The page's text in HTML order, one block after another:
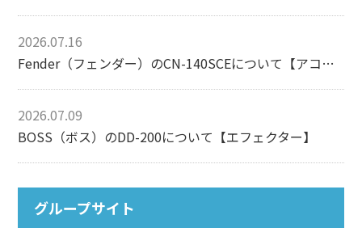
2026.07.16
Fender（フェンダー）のCN-140SCEについて【アコースティックギター】
2026.07.09
BOSS（ボス）のDD-200について【エフェクター】
グループサイト